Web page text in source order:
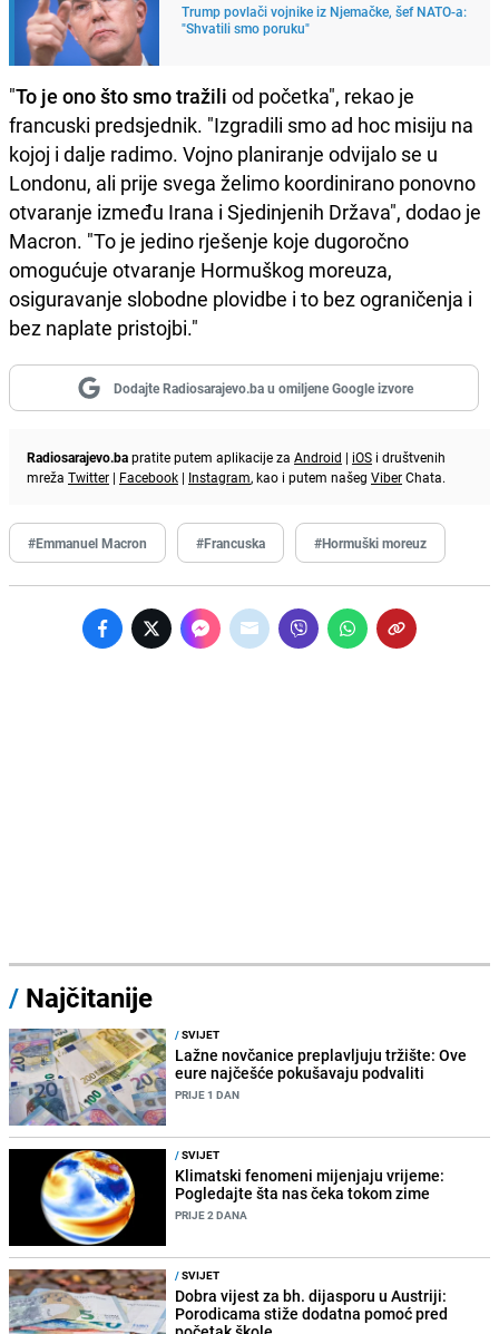
Trump povlači vojnike iz Njemačke, šef NATO-a:
"Shvatili smo poruku"
"To je ono što smo tražili od početka", rekao je
francuski predsjednik. "Izgradili smo ad hoc misiju na
kojoj i dalje radimo. Vojno planiranje odvijalo se u
Londonu, ali prije svega želimo koordinirano ponovno
otvaranje između Irana i Sjedinjenih Država", dodao je
Macron. "To je jedino rješenje koje dugoročno
omogućuje otvaranje Hormuškog moreuza,
osiguravanje slobodne plovidbe i to bez ograničenja i
bez naplate pristojbi."
Dodajte Radiosarajevo.ba u omiljene Google izvore
Radiosarajevo.bapratite putem aplikacije za Android | iOS i društvenih
mreža Twitter | Facebook | Instagram, kao i putem našeg ViberChata.
#Emmanuel Macron #Francuska #Hormuški moreuz
/ Najčitanije
/SVIJET
Lažne novčanice preplavljuju tržište: Ove
eure najčešće pokušavaju podvaliti
PRIJE 1 DAN
/SVIJET
Klimatski fenomeni mijenjaju vrijeme:
Pogledajte šta nas čeka tokom zime
PRIJE 2 DANA
/SVIJET
Dobra vijest za bh. dijasporu u Austriji:
Porodicama stiže dodatna pomoć pred